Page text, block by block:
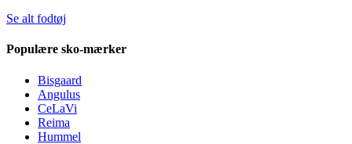
Se alt fodtøj
Populære sko-mærker
Bisgaard
Angulus
CeLaVi
Reima
Hummel